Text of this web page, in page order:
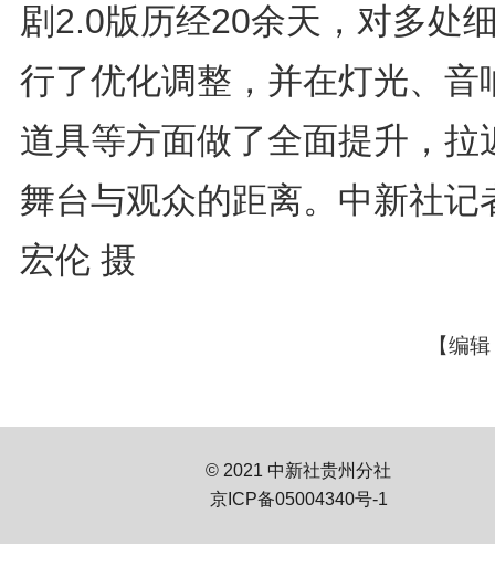
剧2.0版历经20余天，对多处
行了优化调整，并在灯光、音
道具等方面做了全面提升，拉
舞台与观众的距离。中新社记
宏伦 摄
【编
© 2021 中新社贵州分社
京ICP备05004340号-1